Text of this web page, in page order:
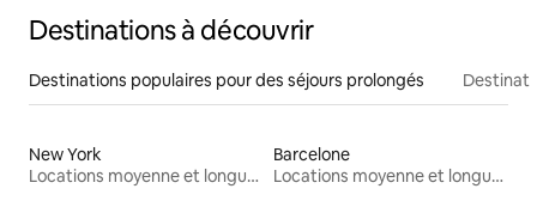
Destinations à découvrir
Destinations populaires pour des séjours prolongés
New York
Locations moyenne et longue durée
Barcelone
Locations moyenne et longue durée